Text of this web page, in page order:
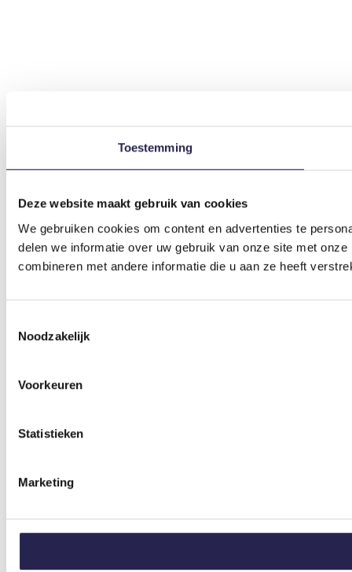
Toestemming
Deze website maakt gebruik van cookies
We gebruiken cookies om content en advertenties te
delen we informatie over uw gebruik van onze site met
combineren met andere informatie die u aan ze heeft
Noodzakelijk
Voorkeuren
Statistieken
Marketing